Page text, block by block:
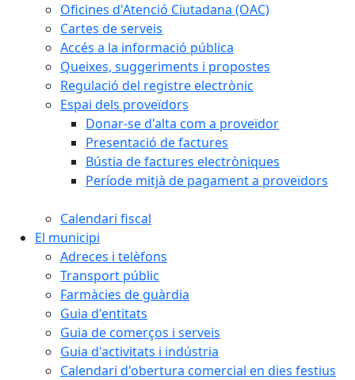
Oficines d'Atenció Ciutadana (OAC)
Cartes de serveis
Accés a la informació pública
Queixes, suggeriments i propostes
Regulació del registre electrònic
Espai dels proveïdors
Donar-se d'alta com a proveïdor
Presentació de factures
Bústia de factures electròniques
Període mitjà de pagament a proveïdors
Calendari fiscal
El municipi
Adreces i telèfons
Transport públic
Farmàcies de guàrdia
Guia d'entitats
Guia de comerços i serveis
Guia d'activitats i indústria
Calendari d'obertura comercial en dies festius